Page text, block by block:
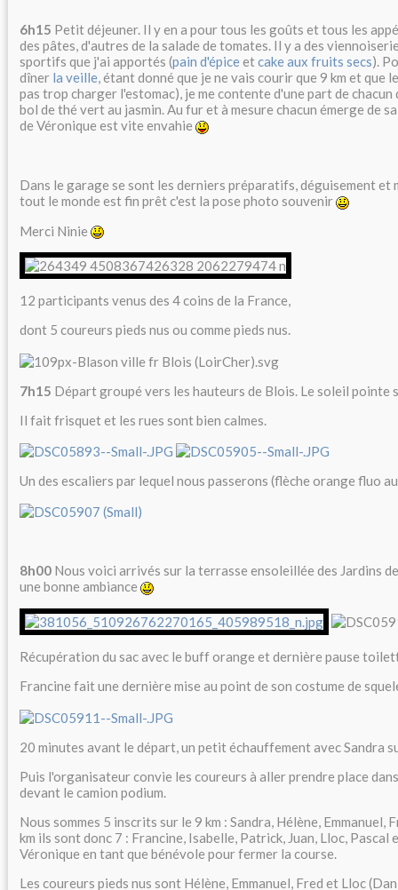
6h15 Petit déjeuner. Il y en a pour tous les goûts et tous les
des pâtes, d'autres de la salade de tomates. Il y a des
sportifs que j'ai apportés (pain d'épiceetcake aux fruits secs).
dîner la veille, étant donné que je ne vais courir que 9 km et que
pas trop charger l'estomac), je me contente d'une part de chacun
bol de thé vert au jasmin. Au fur et à mesure chacun émerge de
de Véronique est vite envahie
Dans le garage se sont les derniers préparatifs, déguisement et
tout le monde est fin prêt c'est la pose photo souvenir
Merci Ninie
12 participants venus des 4 coins de la France,
dont 5 coureurs pieds nus ou comme pieds nus.
7h15 Départ groupé vers les hauteurs de Blois. Le soleil pointe
Il fait frisquet et les rues sont bien calmes.
Un des escaliers par lequel nous passerons (flèche orange fluo
8h00 Nous voici arrivés sur la terrasse ensoleillée des Jardins
une bonne ambiance
Récupération du sac avec le buff orange et dernière pause
Francine fait une dernière mise au point de son costume de
20 minutes avant le départ, un petit échauffement avec Sandra
Puis l'organisateur convie les coureurs à aller prendre place
devant le camion podium.
Nous sommes 5 inscrits sur le 9 km : Sandra, Hélène, Emmanuel,
km ils sont donc 7 : Francine, Isabelle, Patrick, Juan, Lloc, Pascal
Véronique en tant que bénévole pour fermer la course.
Les coureurs pieds nus sont Hélène, Emmanuel, Fred et Lloc